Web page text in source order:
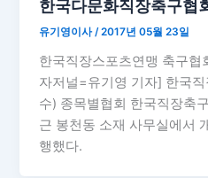
한국다문화직장축구협
유기영이사/2017년 05월 23일
한국직장스포츠연맹 축구
자저널=유기영 기자] 한국
수) 종목별협회 한국직장축
근 봉천동 소재 사무실에서
행했다.